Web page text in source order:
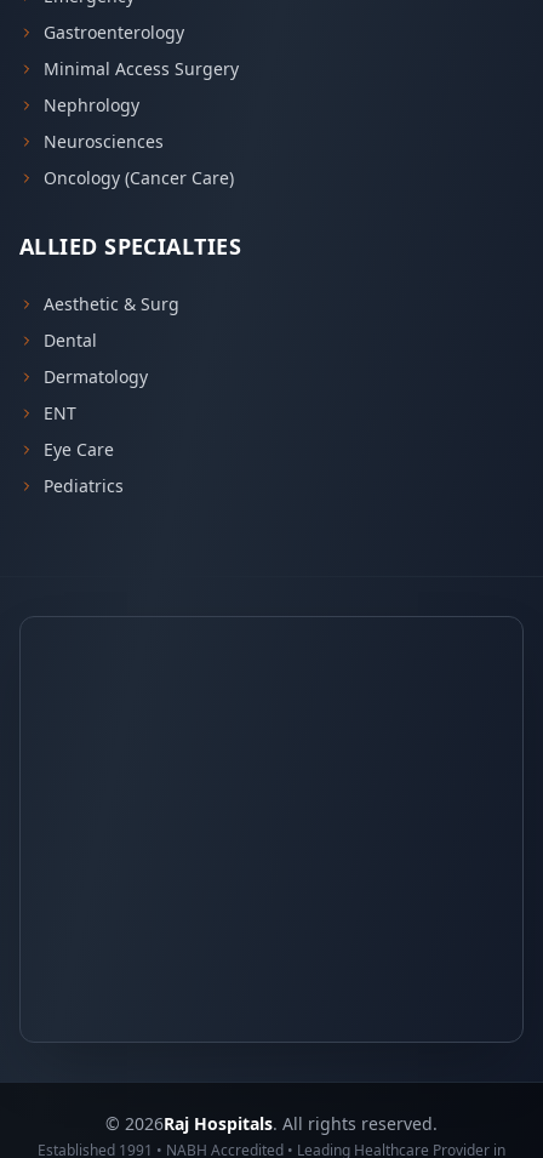
Gastroenterology
Minimal Access Surgery
Nephrology
Neurosciences
Oncology (Cancer Care)
ALLIED SPECIALTIES
Aesthetic & Surg
Dental
Dermatology
ENT
Eye Care
Pediatrics
© 2026Raj Hospitals. All rights reserved.
Established 1991 • NABH Accredited • Leading Healthcare Provider in